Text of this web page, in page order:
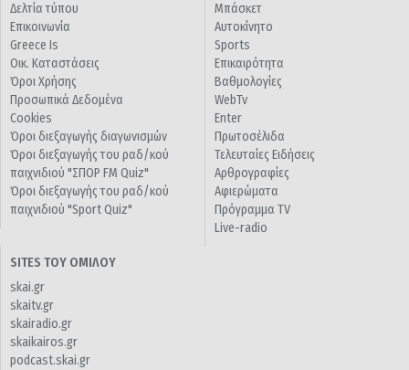
Δελτία τύπου
Επικοινωνία
Greece Is
Οικ. Καταστάσεις
Όροι Χρήσης
Προσωπικά Δεδομένα
Cookies
Όροι διεξαγωγής διαγωνισμών
Όροι διεξαγωγής του ραδ/κού
παιχνιδιού "ΣΠΟΡ FM Quiz"
Όροι διεξαγωγής του ραδ/κού
παιχνιδιού "Sport Quiz"
Μπάσκετ
Αυτοκίνητο
Sports
Επικαιρότητα
Βαθμολογίες
WebTv
Enter
Πρωτοσέλιδα
Τελευταίες Ειδήσεις
Αρθρογραφίες
Αφιερώματα
Πρόγραμμα TV
Live-radio
SITES ΤΟΥ ΟΜΙΛΟΥ
skai.gr
skaitv.gr
skairadio.gr
skaikairos.gr
podcast.skai.gr